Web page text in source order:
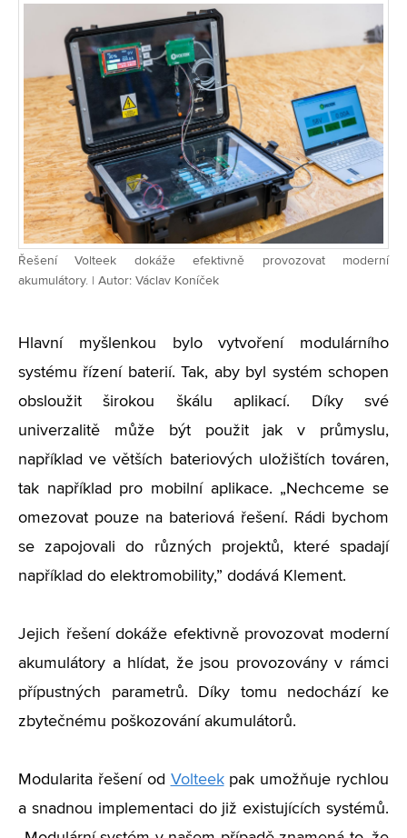
Řešení Volteek dokáže efektivně provozovat moderní
akumulátory. | Autor: Václav Koníček
Hlavní myšlenkou bylo vytvoření modulárního
systému řízení baterií. Tak, aby byl systém schopen
obsloužit širokou škálu aplikací. Díky své
univerzalitě může být použit jak v průmyslu,
například ve větších bateriových uložištích továren,
tak například pro mobilní aplikace. „Nechceme se
omezovat pouze na bateriová řešení. Rádi bychom
se zapojovali do různých projektů, které spadají
například do elektromobility,” dodává Klement.
Jejich řešení dokáže efektivně provozovat moderní
akumulátory a hlídat, že jsou provozovány v rámci
přípustných parametrů. Díky tomu nedochází ke
zbytečnému poškozování akumulátorů.
Modularita řešení od Volteekpak umožňuje rychlou
a snadnou implementaci do již existujících systémů.